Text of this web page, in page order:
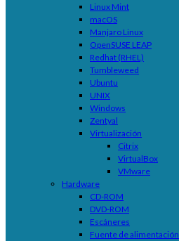
Linux Mint
macOS
Manjaro Linux
OpenSUSE LEAP
Redhat (RHEL)
Tumbleweed
Ubuntu
UNIX
Windows
Zentyal
Virtualización
Citrix
VirtualBox
VMware
Hardware
CD-ROM
DVD-ROM
Escáneres
Fuente de alimentación